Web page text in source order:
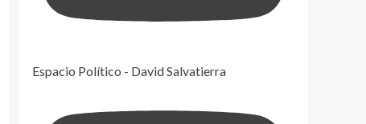
Espacio Político - David Salvatierra